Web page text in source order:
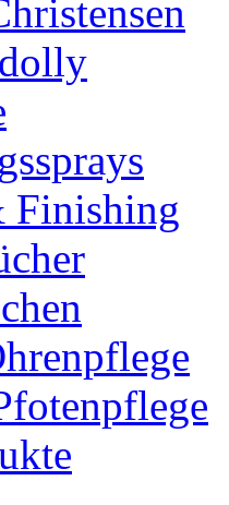
Finishing